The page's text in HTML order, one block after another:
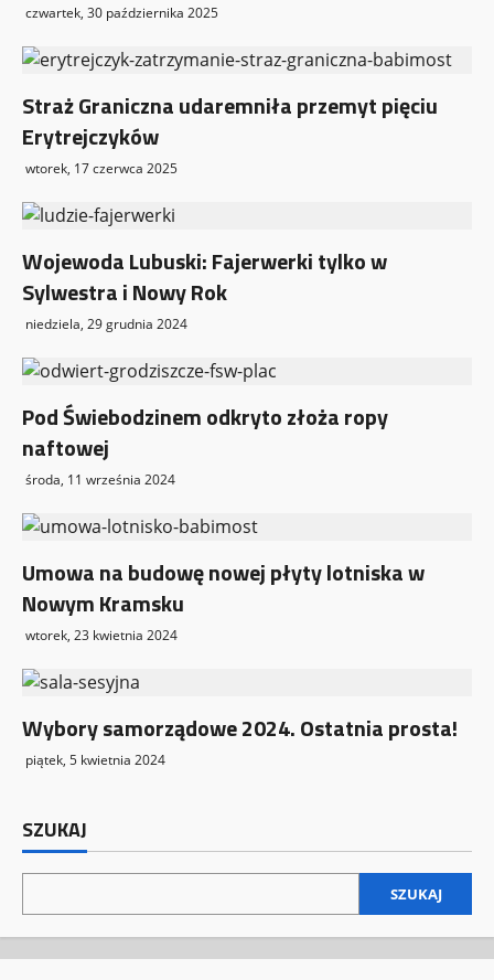
czwartek, 30 października 2025
Straż Graniczna udaremniła przemyt pięciu
Erytrejczyków
wtorek, 17 czerwca 2025
Wojewoda Lubuski: Fajerwerki tylko w
Sylwestra i Nowy Rok
niedziela, 29 grudnia 2024
Pod Świebodzinem odkryto złoża ropy
naftowej
środa, 11 września 2024
Umowa na budowę nowej płyty lotniska w
Nowym Kramsku
wtorek, 23 kwietnia 2024
Wybory samorządowe 2024. Ostatnia prosta!
piątek, 5 kwietnia 2024
SZUKAJ
SZUKAJ